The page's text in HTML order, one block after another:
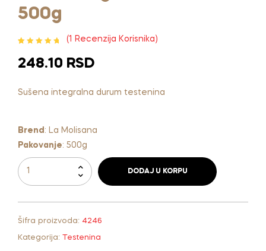
500g
od 5 na
(1 Recenzija Korisnika)
248.10 RSD
Sušena integralna durum testenina
Brend : La Molisana
Pakovanje: 500g
DODAJ U KORPU
A
e
r
Šifra proizvoda: 4246
Kategorija: Testenina